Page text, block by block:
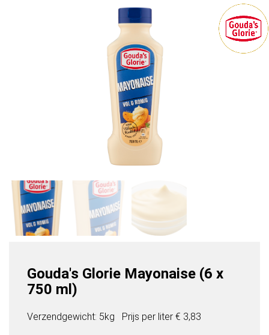
Gouda's Glorie Mayonaise (6 x
750 ml)
Verzendgewicht: 5kg Prijs per liter € 3,83